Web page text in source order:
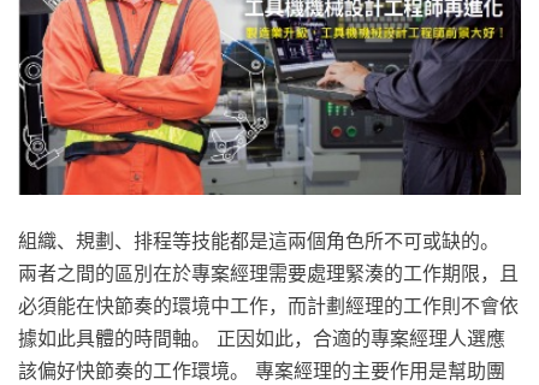
組織、規劃、排程等技能都是這兩個角色所不可或缺的。
兩者之間的區別在於專案經理需要處理緊湊的工作期限，且
必須能在快節奏的環境中工作，而計劃經理的工作則不會依
據如此具體的時間軸。 正因如此，合適的專案經理人選應
該偏好快節奏的工作環境。 專案經理的主要作用是幫助團